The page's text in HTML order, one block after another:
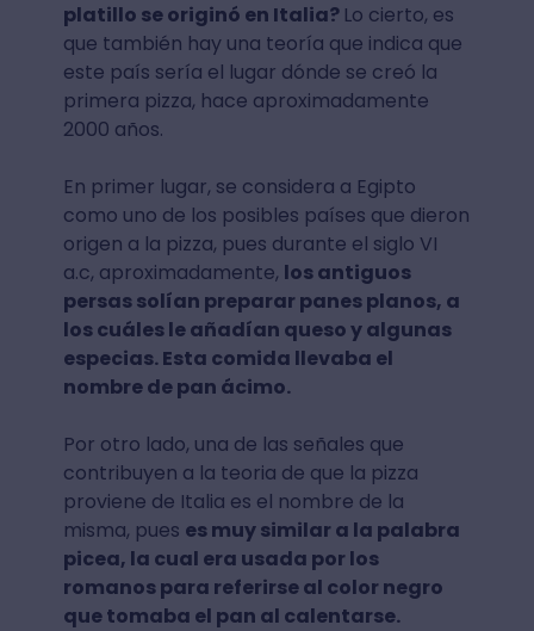
platillo se originó en Italia? Lo cierto, es
que también hay una teoría que indica que
este país sería el lugar dónde se creó la
primera pizza, hace aproximadamente
2000 años.
En primer lugar, se considera a Egipto
como uno de los posibles países que dieron
origen a la pizza, pues durante el siglo VI
a.c, aproximadamente, los antiguos
persas solían preparar panes planos, a
los cuáles le añadían queso y algunas
especias. Esta comida llevaba el
nombre de pan ácimo.
Por otro lado, una de las señales que
contribuyen a la teoria de que la pizza
proviene de Italia es el nombre de la
misma, pues es muy similar a la palabra
picea, la cual era usada por los
romanos para referirse al color negro
que tomaba el pan al calentarse.